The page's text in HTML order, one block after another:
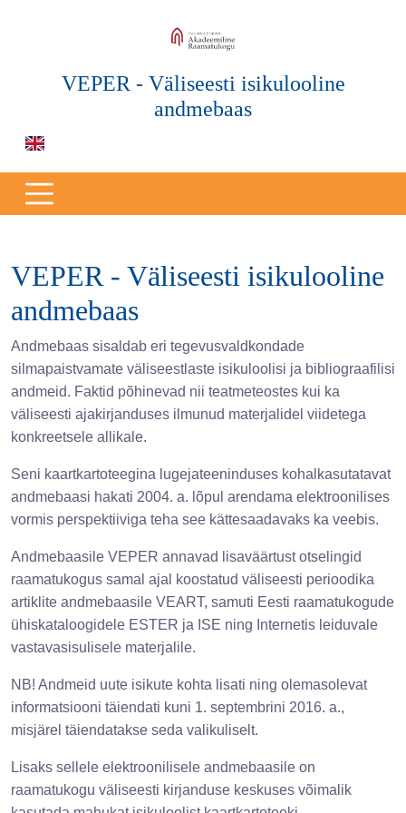
VEPER - Väliseesti isikulooline
andmebaas
VEPER - Väliseesti isikulooline
andmebaas
Andmebaas sisaldab eri tegevusvaldkondade
silmapaistvamate väliseestlaste isikuloolisi ja bibliograafilisi
andmeid. Faktid põhinevad nii teatmeteostes kui ka
väliseesti ajakirjanduses ilmunud materjalidel viidetega
konkreetsele allikale.
Seni kaartkartoteegina lugejateeninduses kohalkasutatavat
andmebaasi hakati 2004. a. lõpul arendama elektroonilises
vormis perspektiiviga teha see kättesaadavaks ka veebis.
Andmebaasile VEPER annavad lisaväärtust otselingid
raamatukogus samal ajal koostatud väliseesti perioodika
artiklite andmebaasile VEART, samuti Eesti raamatukogude
ühiskataloogidele ESTER ja ISE ning Internetis leiduvale
vastavasisulisele materjalile.
NB! Andmeid uute isikute kohta lisati ning olemasolevat
informatsiooni täiendati kuni 1. septembrini 2016. a.,
misjärel täiendatakse seda valikuliselt.
Lisaks sellele elektroonilisele andmebaasile on
raamatukogu väliseesti kirjanduse keskuses võimalik